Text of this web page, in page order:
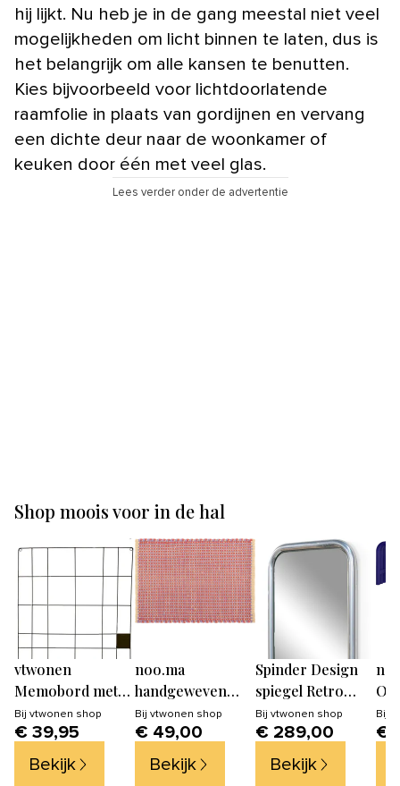
hij lijkt. Nu heb je in de gang meestal niet veel
mogelijkheden om licht binnen te laten, dus is
het belangrijk om alle kansen te benutten.
Kies bijvoorbeeld voor lichtdoorlatende
raamfolie in plaats van gordijnen en vervang
een dichte deur naar de woonkamer of
keuken door één met veel glas.
Lees verder onder de advertentie
Shop moois voor in de hal
vtwonen
Memobord met
Draad - Fotorek -
Wandrooster -
Zwart wandrek-
60x105cm
Bij vtwonen shop
€ 39,95
Bekijk
noo.ma
handgeweven
katoenen deurmat
50-70 cm -
terracotta, lila &
geel
Bij vtwonen shop
€ 49,00
Bekijk
Spinder Design
spiegel Retro
Spiegel - Groovy
Chrome - 3 haken
Bij vtwonen shop
€ 289,00
Bekijk
Bij
€